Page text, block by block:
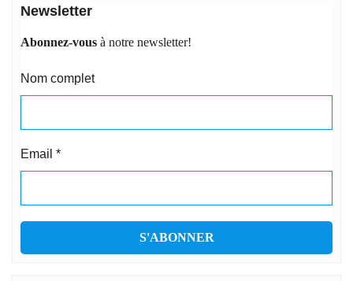
Newsletter
Abonnez-vous à notre newsletter!
Nom complet
Email *